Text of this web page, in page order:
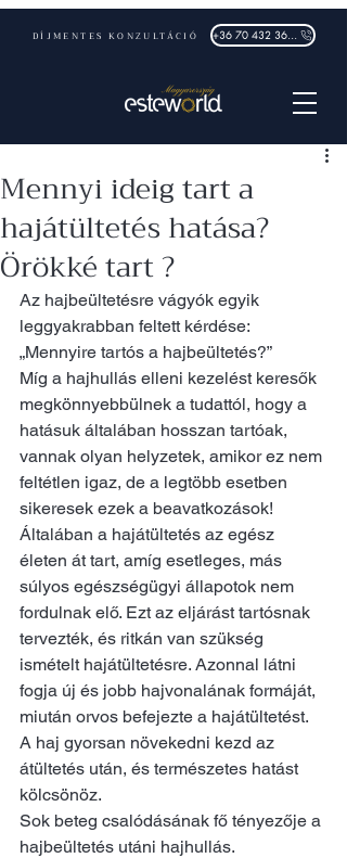
DÍJMENTES KONZULTÁCIÓ +36 70 432 3632
Mennyi ideig tart a
hajátültetés hatása?
Örökké tart ?
Az hajbeültetésre vágyók egyik
leggyakrabban feltett kérdése:
„Mennyire tartós a hajbeültetés?”
Míg a hajhullás elleni kezelést keresők
megkönnyebbülnek a tudattól, hogy a
hatásuk általában hosszan tartóak,
vannak olyan helyzetek, amikor ez nem
feltétlen igaz, de a legtöbb esetben
sikeresek ezek a beavatkozások!
Általában a hajátültetés az egész
életen át tart, amíg esetleges, más
súlyos egészségügyi állapotok nem
fordulnak elő. Ezt az eljárást tartósnak
tervezték, és ritkán van szükség
ismételt hajátültetésre. Azonnal látni
fogja új és jobb hajvonalának formáját,
miután orvos befejezte a hajátültetést.
A haj gyorsan növekedni kezd az
átültetés után, és természetes hatást
kölcsönöz.
Sok beteg csalódásának fő tényezője a
hajbeültetés utáni hajhullás.